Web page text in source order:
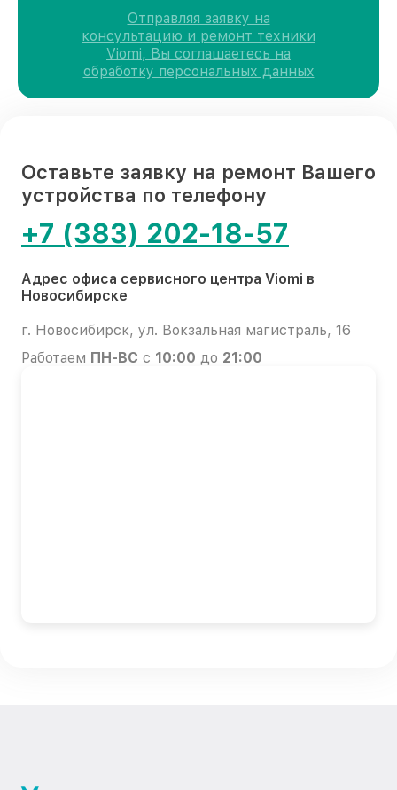
Отправляя заявку на
консультацию и ремонт техники
Viomi, Вы соглашаетесь на
обработку персональных данных
Оставьте заявку на ремонт Вашего
устройства по телефону
+7 (383) 202-18-57
Адрес офиса сервисного центра Viomi в
Новосибирске
г. Новосибирск, ул. Вокзальная магистраль, 16
Работаем ПН-ВС с 10:00 до 21:00